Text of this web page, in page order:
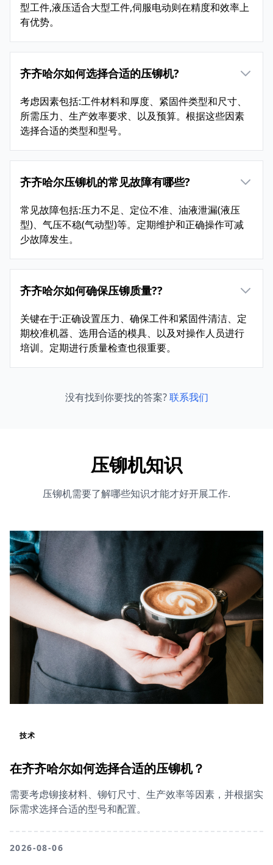
型工件,液压适合大型工件,伺服电动则在精度和效率上
有优势。
齐齐哈尔如何选择合适的压铆机?
考虑因素包括:工件材料和厚度、紧固件类型和尺寸、
所需压力、生产效率要求、以及预算。根据这些因素
选择合适的类型和型号。
齐齐哈尔压铆机的常见故障有哪些?
常见故障包括:压力不足、定位不准、油液泄漏(液压
型)、气压不稳(气动型)等。定期维护和正确操作可减
少故障发生。
齐齐哈尔如何确保压铆质量??
关键在于:正确设置压力、确保工件和紧固件清洁、定
期校准机器、选用合适的模具、以及对操作人员进行
培训。定期进行质量检查也很重要。
没有找到你要找的答案?联系我们
压铆机知识
压铆机需要了解哪些知识才能才好开展工作.
技术
在齐齐哈尔如何选择合适的压铆机？
需要考虑铆接材料、铆钉尺寸、生产效率等因素，并根据实
际需求选择合适的型号和配置。
2026-08-06